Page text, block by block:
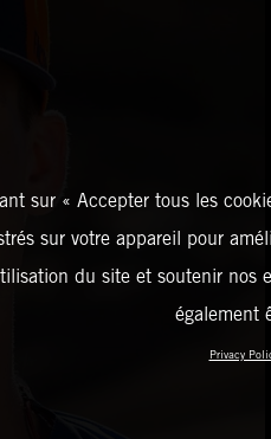
sur « Accepter tous les
sur votre appareil pour
du site et soutenir nos
également
Privacy